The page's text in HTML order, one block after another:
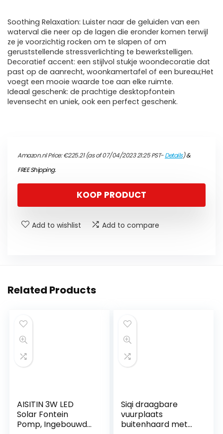
Soothing Relaxation: Luister naar de geluiden van een
waterval die neer op de lagen die eronder komen terwijl
ze je voorzichtig rocken om te slapen of om
geruststellende stressverlichting te bewerkstelligen.
Decoratief accent: een stijlvol stukje woondecoratie dat
past op de aanrecht, woonkamertafel of een bureau;Het
voegt een mooie waarde toe aan elke ruimte.
Ideaal geschenk: de prachtige desktopfontein
levensecht en uniek, ook een perfect geschenk.
Amazon.nl Price:€225.21(as of 07/04/2023 21:25 PST-Details)&
FREE Shipping.
KOOP PRODUCT
Add to wishlist Add to compare
Related Products
AISITIN 3W LED
Solar Fontein
Pomp, Ingebouwde
Siqi draagbare
vuurplaats
buitenhaard met